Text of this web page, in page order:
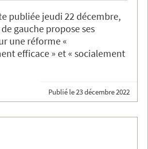
publiée jeudi 22 décembre,
gauche propose ses
une réforme «
efficace » et « socialement
Publié le23 décembre 2022